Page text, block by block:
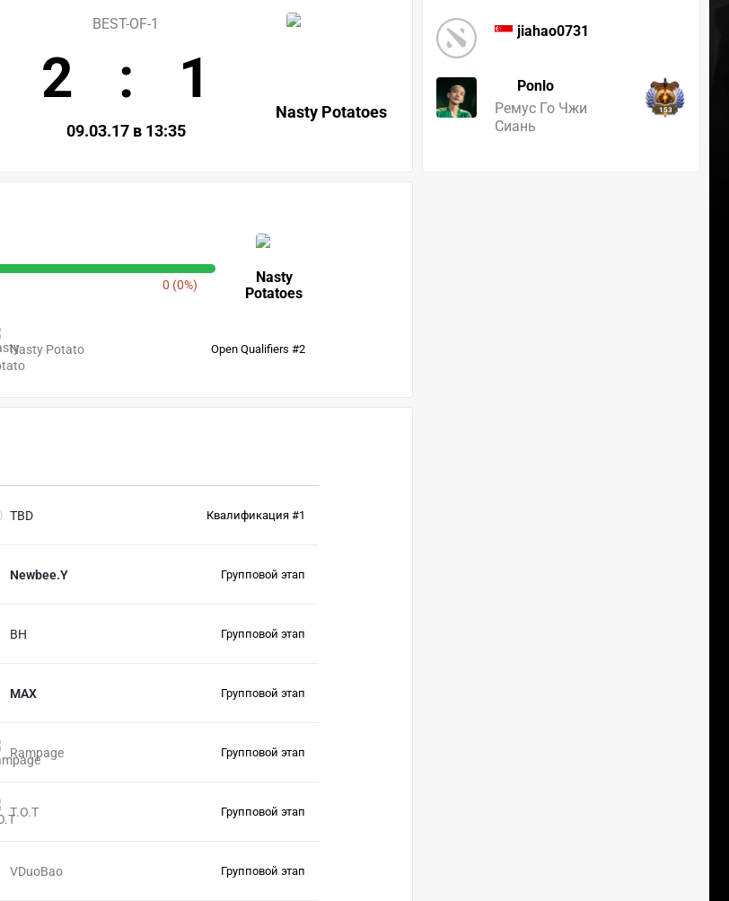
jiahao0731
Ponlo
Ремус Го Чжи
Сиань
153
Nasty Potatoes
BEST-OF-1
2 : 1
09.03.17 в 13:35
Nasty
Potatoes
0 (0%)
Nasty Potato Open Qualifiers #2
TBD Квалификация #1
Newbee.Y Групповой этап
BH Групповой этап
MAX Групповой этап
Rampage Групповой этап
T.O.T Групповой этап
VDuoBao Групповой этап